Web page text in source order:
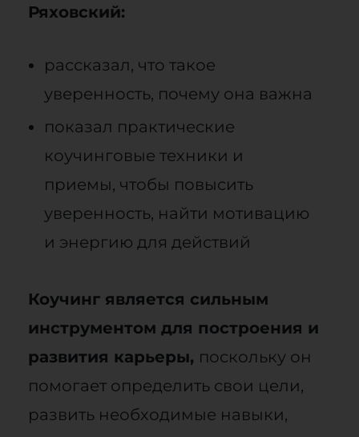
Ряховский:
рассказал, что такое
уверенность, почему она важна
показал практические
коучинговые техники и
приемы, чтобы повысить
уверенность, найти мотивацию
и энергию для действий
Коучинг является сильным
инструментом для построения и
развития карьеры, поскольку он
помогает определить свои цели,
развить необходимые навыки,